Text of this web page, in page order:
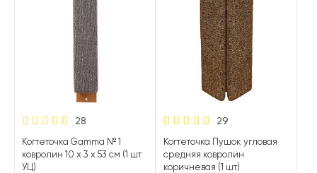
28
Когтеточка Gamma № 1
ковролин 10 х 3 х 53 см (1 шт
УЦ)
29
Когтеточка Пушок угловая
средняя ковролин
коричневая (1 шт)